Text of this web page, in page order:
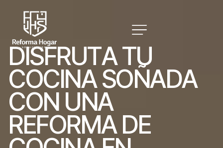
DISFRUTATU
COCINA SOÑADA
CON UNA
REFORMA DE